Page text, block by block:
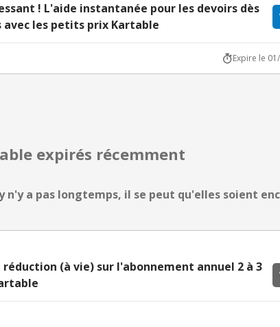
! L'aide instantanée pour les devoirs dès
avec les petits prix Kartable
Expire le
expirés récemment
a pas longtemps, il se peut qu'elles soient
réduction (à vie) sur l'abonnement annuel 2 à 3